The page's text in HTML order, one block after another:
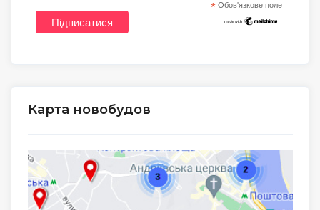
* Обов'язкове поле
Карта новобудов